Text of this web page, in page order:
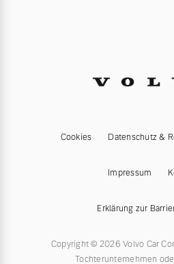
Cookies Datenschutz &
Impressum
Erklärung zur
Copyright © 2026 Volvo Car
Tochterunternehmen